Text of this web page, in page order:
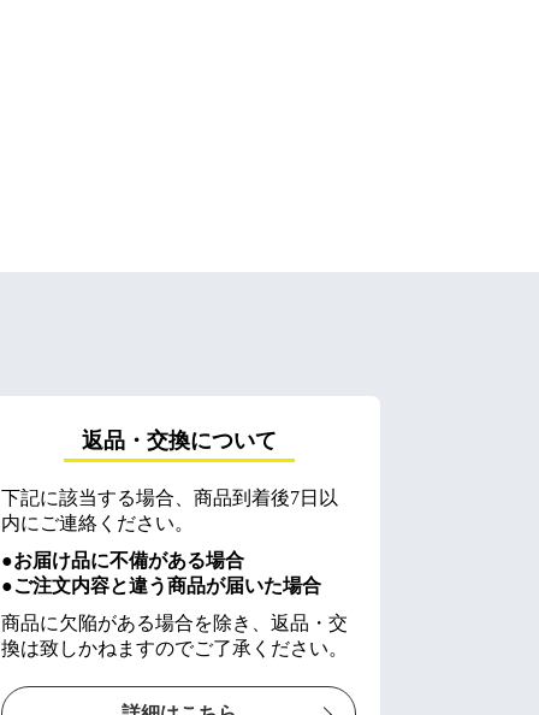
返品・交換について
下記に該当する場合、商品到着後7日以
内にご連絡ください。
●お届け品に不備がある場合
●ご注文内容と違う商品が届いた場合
商品に欠陥がある場合を除き、返品・交
換は致しかねますのでご了承ください。